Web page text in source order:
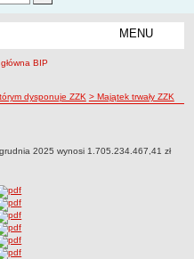
MENU
SPRAW
dysponuje ZZK > Majątek trwały ZZK
2025 wynosi 1.705.234.467,41 zł